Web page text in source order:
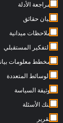
مراجعة الأدلة
بيان حقائق
ملاحظات ميدانية
التفكير المستقبلي
مخطط معلومات
الوسائط المتعددة
وثيقة السياسة
بنك الأسئلة
تقرير